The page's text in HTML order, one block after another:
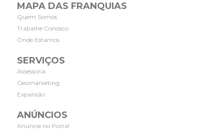
MAPA DAS FRANQUIAS
Quem Somos
Trabalhe Conosco
Onde Estamos
SERVIÇOS
Assessoria
Geomarketing
Expansão
ANÚNCIOS
Anuncie no Portal